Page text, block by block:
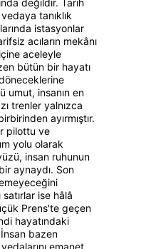
değildir. Tarih
tanıklık
istasyonlar
acıların mekânı
aceleyle
bütün bir hayatı
umut, insanın en
trenler yalnızca
ayırmıştır.
pilottu ve
yolu olarak
insan ruhunun
aynaydı. Son
satırlar ise hâlâ
Prens'te geçen
hayatındaki
İnsan bazen
emanet